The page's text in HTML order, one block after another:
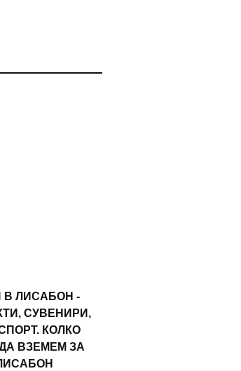
В ЛИСАБОН -
СУВЕНИРИ,
КОЛКО
ВЗЕМЕМ ЗА